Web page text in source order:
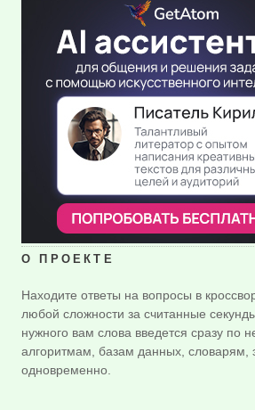
О ПРОЕКТЕ
Находите ответы на вопросы в
любой сложности за считанные
нужного вам слова введется сразу по
алгоритмам, базам данных, словарям,
одновременно.